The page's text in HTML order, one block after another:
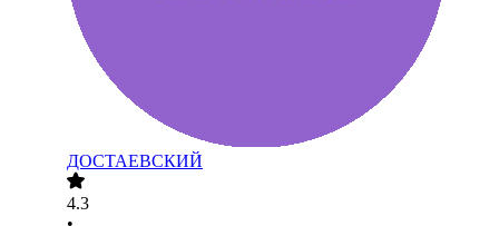
ДОСТАЕВСКИЙ
4.3